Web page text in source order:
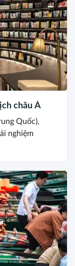
châu Á
Quốc),
nghiệm